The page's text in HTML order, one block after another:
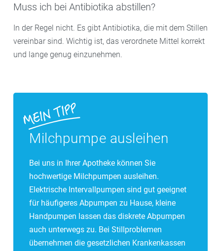
Muss ich bei Antibiotika abstillen?
In der Regel nicht. Es gibt Antibiotika, die mit dem Stillen
vereinbar sind. Wichtig ist, das verordnete Mittel korrekt
und lange genug einzunehmen.
Milchpumpe ausleihen
Bei uns in Ihrer Apotheke können Sie
hochwertige Milchpumpen ausleihen.
Elektrische Intervallpumpen sind gut geeignet
für häufigeres Abpumpen zu Hause, kleine
Handpumpen lassen das diskrete Abpumpen
auch unterwegs zu. Bei Stillproblemen
übernehmen die gesetzlichen Krankenkassen